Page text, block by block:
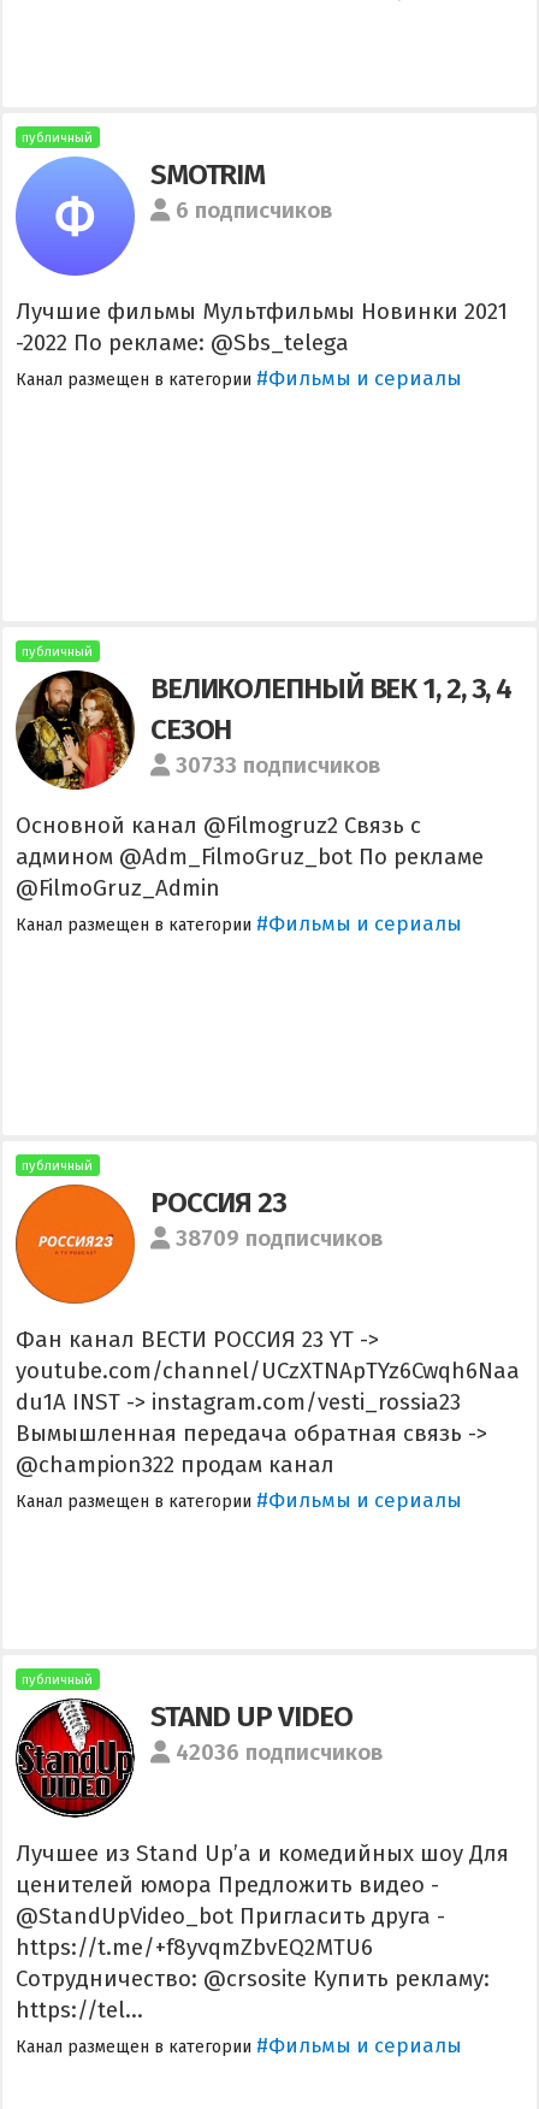
публичный
SMOTRIM
6 подписчиков
Лучшие фильмы Мультфильмы Новинки 2021
-2022 По рекламе: @Sbs_telega
Канал размещен в категории #Фильмы и сериалы
публичный
ВЕЛИКОЛЕПНЫЙ ВЕК 1, 2, 3, 4
СЕЗОН
30733 подписчиков
Основной канал @Filmogruz2 Связь с
админом @Adm_FilmoGruz_bot По рекламе
@FilmoGruz_Admin
Канал размещен в категории #Фильмы и сериалы
публичный
РОССИЯ 23
38709 подписчиков
Фан канал ВЕСТИ РОССИЯ 23 YT ->
youtube.com/channel/UCzXTNApTYz6Cwqh6Naa
du1A INST -> instagram.com/vesti_rossia23
Вымышленная передача обратная связь ->
@champion322 продам канал
Канал размещен в категории #Фильмы и сериалы
публичный
STAND UP VIDEO
42036 подписчиков
Лучшее из Stand Up’а и комедийных шоу Для
ценителей юмора Предложить видео -
@StandUpVideo_bot Пригласить друга -
https://t.me/+f8yvqmZbvEQ2MTU6
Сотрудничество: @crsosite Купить рекламу:
https://tel...
Канал размещен в категории #Фильмы и сериалы